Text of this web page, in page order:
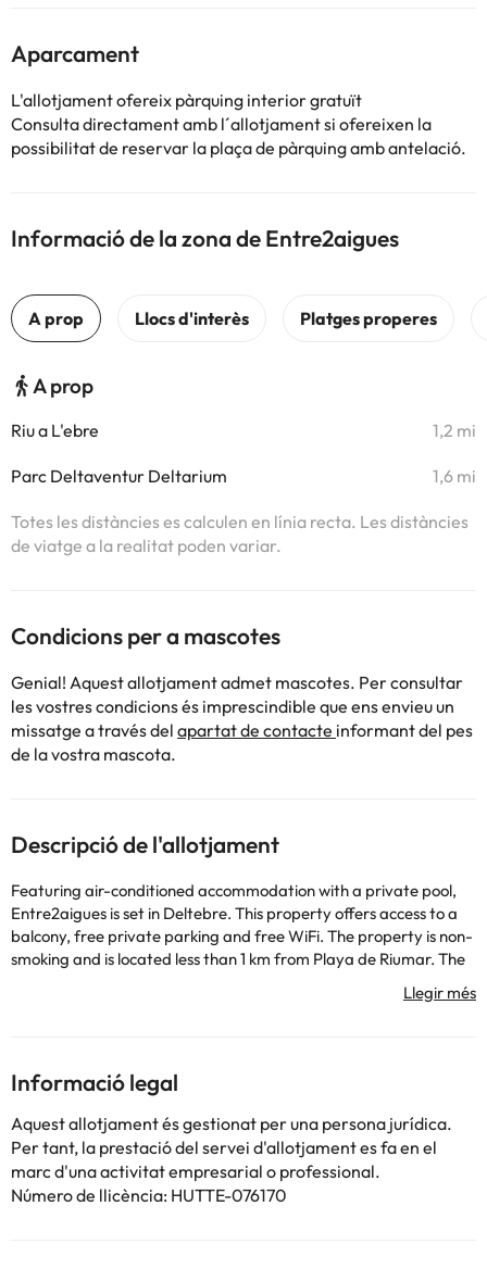
Aparcament
L'allotjament ofereix pàrquing interior gratuït
Consulta directament amb l´allotjament si ofereixen la
possibilitat de reservar la plaça de pàrquing amb antelació.
Informació de la zona de Entre2aigues
A prop
Riu a L'ebre 1,2 mi
Parc Deltaventur Deltarium 1,6 mi
Totes les distàncies es calculen en línia recta. Les distàncies
de viatge a la realitat poden variar.
Condicions per a mascotes
Genial! Aquest allotjament admet mascotes. Per consultar
les vostres condicions és imprescindible que ens envieu un
missatge a través del apartat de contacte informant del pes
de la vostra mascota.
Descripció de l'allotjament
Featuring air-conditioned accommodation with a private pool,
Entre2aigues is set in Deltebre. This property offers access to a
balcony, free private parking and free WiFi. The property is non-
smoking and is located less than 1 km from Playa de Riumar. The
holiday home with a terrace and garden views features 3
bedrooms, a living room, a flat-screen TV, an equipped kitchen
property has an outdoor dining area. Guests at the holiday home
will be able to enjoy activities in and around Deltebre, like cycling.
Outdoor play equipment is also available at Entre2aigues, while
guests can also relax in the garden. Playa Bassa d'Arena is 2.1 km
from the accommodation, while Tortosa Cathedral is 39 km
away. The nearest airport is Reus Airport, 82 km from
Entre2aigues.
Informació legal
Aquest allotjament és gestionat per una persona jurídica.
Per tant, la prestació del servei d'allotjament es fa en el
marc d'una activitat empresarial o professional.
Número de llicència: HUTTE-076170